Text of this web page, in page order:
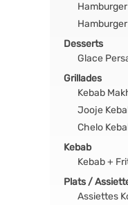
Desserts
Glace
Grillades
Kebab
Jooje
Chelo
Kebab
Kebab +
Plats /
Assiettes